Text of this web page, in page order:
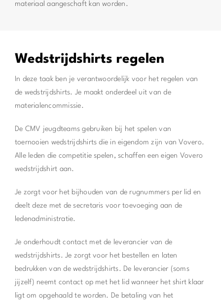
materiaal aangeschaft kan worden.
Wedstrijdshirts regelen
In deze taak ben je verantwoordelijk voor het regelen van
de wedstrijdshirts. Je maakt onderdeel uit van de
materialencommissie.
De CMV jeugdteams gebruiken bij het spelen van
toernooien wedstrijdshirts die in eigendom zijn van Vovero.
Alle leden die competitie spelen, schaffen een eigen Vovero
wedstrijdshirt aan.
Je zorgt voor het bijhouden van de rugnummers per lid en
deelt deze met de secretaris voor toevoeging aan de
ledenadministratie.
Je onderhoudt contact met de leverancier van de
wedstrijdshirts. Je zorgt voor het bestellen en laten
bedrukken van de wedstrijdshirts. De leverancier (soms
jijzelf) neemt contact op met het lid wanneer het shirt klaar
ligt om opgehaald te worden. De betaling van het